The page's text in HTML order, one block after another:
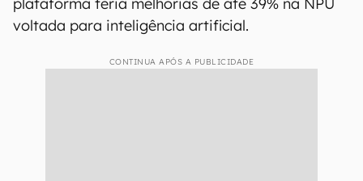
voltada para inteligência artificial.
CONTINUA APÓS A PUBLICIDADE